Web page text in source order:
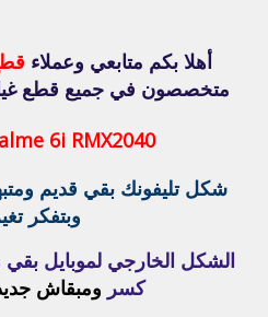
أهلا بكم متابعي وعملاء
متخصصون في جميع قطع
6i RMX2040
شكل تليفونك بقي قديم
وبتفكر
الشكل الخارجي لموبايل
كسر ومبقاش